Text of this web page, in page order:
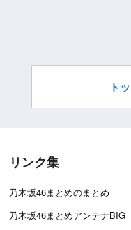
ト
リンク集
乃木坂46まとめのまとめ
乃木坂46まとめアンテナBIG